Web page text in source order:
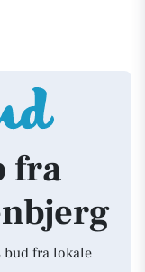
fra
bud fra lokale